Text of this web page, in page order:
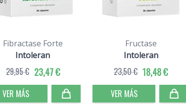
Fibractase Forte
Intoleran
23,47 €
29,95 €
VER MÁS
Fructase
Intoleran
18,48 €
23,50 €
VER MÁS